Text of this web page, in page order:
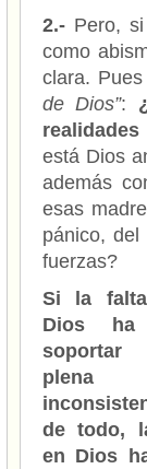
2.- Pero,
como
clara.
de Dios”:
está Dios
además
esas
pánico,
fuerzas?
Si la
Dios
plena
de todo,
en Dios